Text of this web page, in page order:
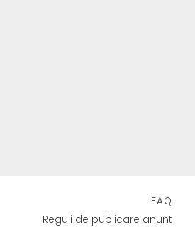
F.A.Q.
Reguli de publicare anunt